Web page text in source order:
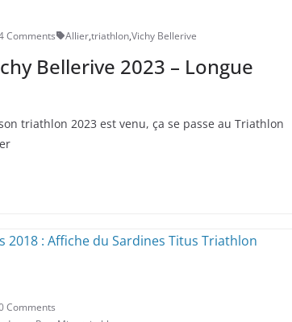
Comments Allier,triathlon,Vichy Bellerive
Bellerive 2023 – Longue
triathlon 2023 est venu, ça se passe au Triathlon
Comments